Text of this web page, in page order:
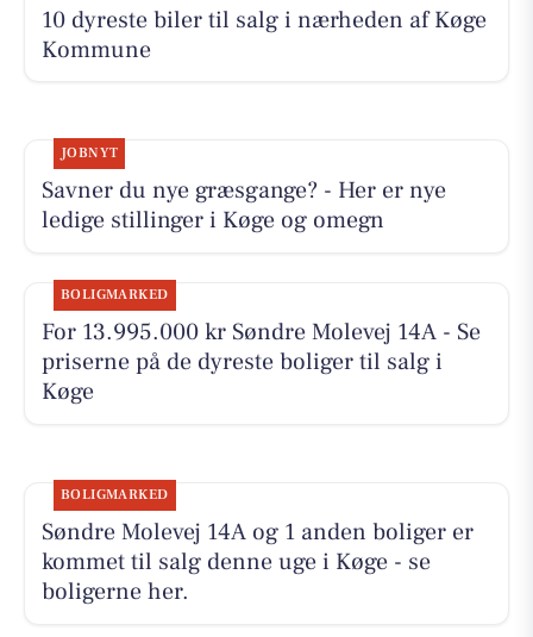
10 dyreste biler til salg i nærheden af Køge
Kommune
JOBNYT
Savner du nye græsgange? - Her er nye
ledige stillinger i Køge og omegn
BOLIGMARKED
For 13.995.000 kr Søndre Molevej 14A - Se
priserne på de dyreste boliger til salg i
Køge
BOLIGMARKED
Søndre Molevej 14A og 1 anden boliger er
kommet til salg denne uge i Køge - se
boligerne her.